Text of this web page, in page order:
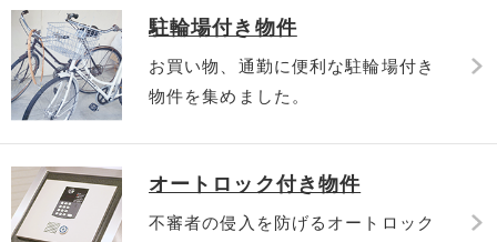
駐輪場付き物件
お買い物、通勤に便利な駐輪場付き
物件を集めました。
オートロック付き物件
不審者の侵入を防げるオートロック